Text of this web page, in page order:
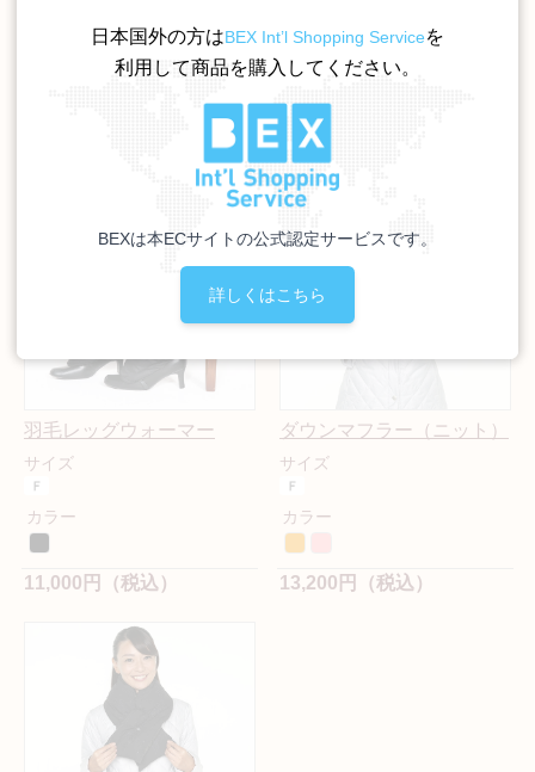
カラー
9,625円（税込）
羽毛レッグウォーマー
サイズ
カラー
11,000円（税込）
ダウンマフラー（ニット）
サイズ
カラー
13,200円（税込）
日本国外の方はBEX Int’l Shopping Serviceを
利用して商品を購入してください。
BEXは本ECサイトの公式認定サービスです。
詳しくはこちら